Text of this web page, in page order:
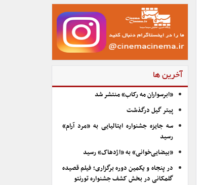
آخرین ها
«ابرسواران مه رکاب» منتشر شد
پیتر گیل درگذشت
سه جایزه جشنواره ایتالیایی به «مرد آرام»
رسید
«بیضایی‌خوانی» به «اژدهاک» رسید
در پنجاه و یکمین دوره برگزاری؛ فیلم قصیده
گلمکانی در بخش کشف جشنواره تورنتو